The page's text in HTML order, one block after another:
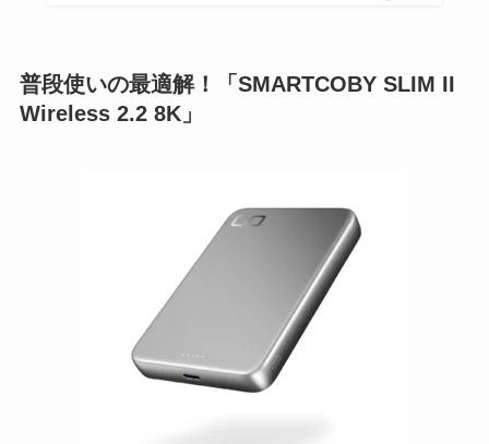
普段使いの最適解！「SMARTCOBY SLIM II
Wireless 2.2 8K」